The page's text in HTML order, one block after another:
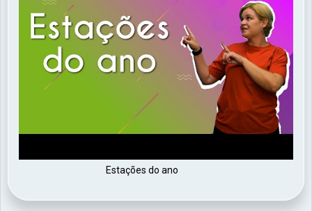
Estações do ano